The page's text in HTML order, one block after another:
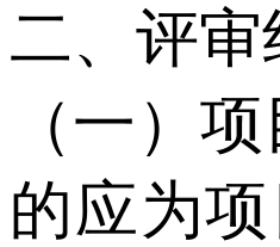
二、评
（一）
的应为